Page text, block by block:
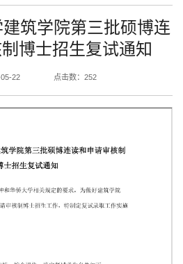
筑学院第三批硕博连
博士招生复试通知
22 点击数： 252